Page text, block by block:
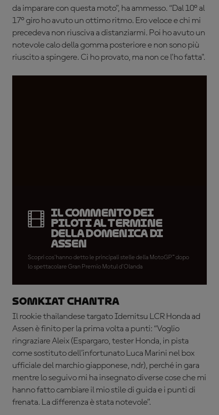
da imparare con questa moto”, ha ammesso. “Dal 10° al
17° giro ho avuto un ottimo ritmo. Ero veloce e chi mi
precedeva non riusciva a distanziarmi. Poi ho avuto un
notevole calo della gomma posteriore e non sono più
riuscito a spingere. Ci ho provato, ma non ce l'ho fatta".
Il commento dei
piloti al termine
della domenica di
Assen
Scopri cos'hanno detto le principali stelle della MotoGP™ dopo
lo spettacolare Gran Premio Motul d'Olanda
Somkiat Chantra
Il rookie thailandese targato Idemitsu LCR Honda ad
Assen è finito per la prima volta a punti: “Voglio
ringraziare Aleix (Espargaro, tester Honda, in pista
come sostituto dell’infortunato Luca Marini nel box
ufficiale del marchio giapponese, ndr), perché in gara
mentre lo seguivo mi ha insegnato diverse cose che mi
hanno fatto cambiare il mio stile di guida e i punti di
frenata. La differenza è stata notevole”.